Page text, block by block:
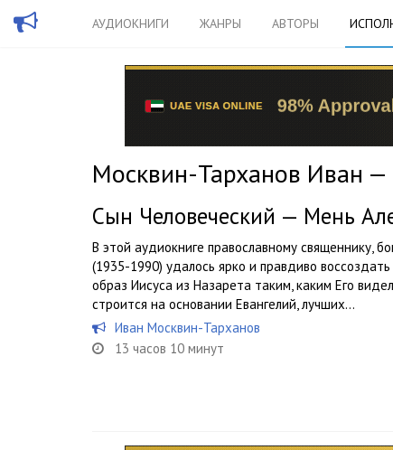
АУДИОКНИГИ ЖАНРЫ АВТОРЫ
Москвин-Тарханов Иван —
Сын Человеческий — Мень
В этой аудиокниге православному священнику,
(1935-1990) удалось ярко и правдиво
образ Иисуса из Назарета таким, каким Его
строится на основании Евангелий, лучших...
Иван Москвин-Тарханов
13 часов 10 минут